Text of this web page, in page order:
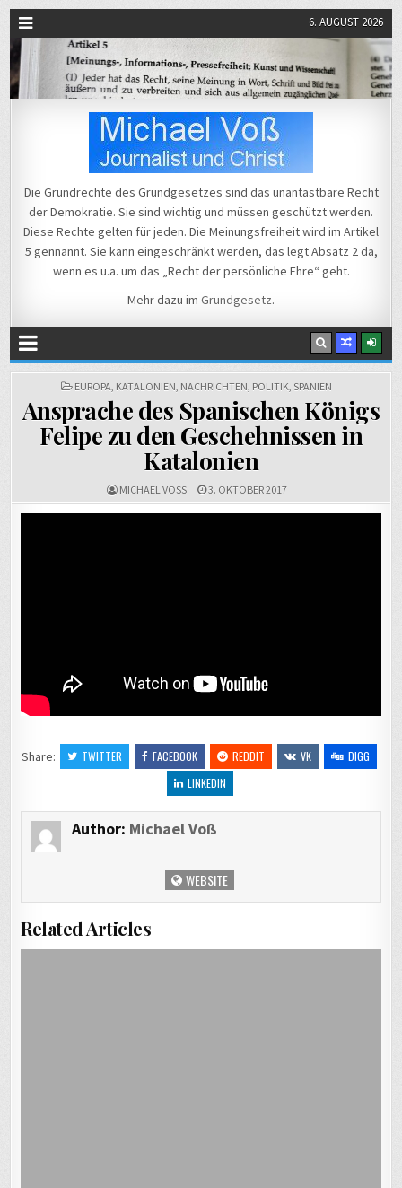
6. AUGUST 2026
Michael Voß
Die Grundrechte des Grundgesetzes sind das unantastbare Recht
der Demokratie. Sie sind wichtig und müssen geschützt werden.
Diese Rechte gelten für jeden. Die Meinungsfreiheit wird im Artikel
5 gennannt. Sie kann eingeschränkt werden, das legt Absatz 2 da,
wenn es u.a. um das „Recht der persönliche Ehre“ geht.
Mehr dazu im Grundgesetz.
POSTED
EUROPA, KATALONIEN, NACHRICHTEN, POLITIK, SPANIEN
Ansprache des Spanischen Königs
Felipe zu den Geschehnissen in
Katalonien
MICHAEL VOSS 3. OKTOBER 2017
Share: TWITTER FACEBOOK REDDIT VK
DIGG
LINKEDIN
Author: Michael Voß
WEBSITE
Related Articles
1990 – Tag
Deutschen